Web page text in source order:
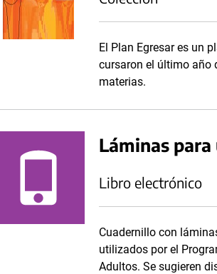
El Plan Egresar es un
cursaron el último año
materias.
Láminas
Libro electrónico
Cuadernillo con
utilizados por el
Adultos. Se sugieren